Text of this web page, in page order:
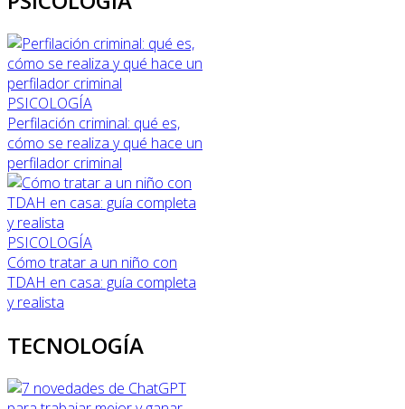
PSICOLOGÍA
Perfilación criminal: qué es,
cómo se realiza y qué hace un
perfilador criminal
PSICOLOGÍA
Cómo tratar a un niño con
TDAH en casa: guía completa
y realista
TECNOLOGÍA